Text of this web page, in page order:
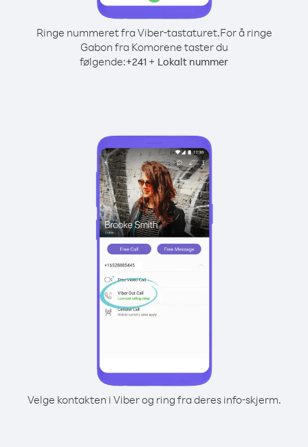
Ringe nummeret fra Viber-tastaturet.For å ringe
Gabon fra Komorene taster du
følgende:+241 + Lokalt nummer
Velge kontakten i Viber og ring fra deres info-skjerm.